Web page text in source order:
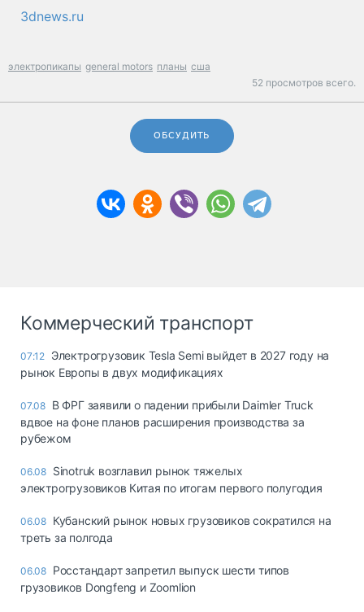
3dnews.ru
электропикапы general motors планы сша
52 просмотров всего.
ОБСУДИТЬ
Коммерческий транспорт
07:12 Электрогрузовик Tesla Semi выйдет в 2027 году на
рынок Европы в двух модификациях
07.08 В ФРГ заявили о падении прибыли Daimler Truck
вдвое на фоне планов расширения производства за
рубежом
06.08 Sinotruk возглавил рынок тяжелых
электрогрузовиков Китая по итогам первого полугодия
06.08 Кубанский рынок новых грузовиков сократился на
треть за полгода
06.08 Росстандарт запретил выпуск шести типов
грузовиков Dongfeng и Zoomlion